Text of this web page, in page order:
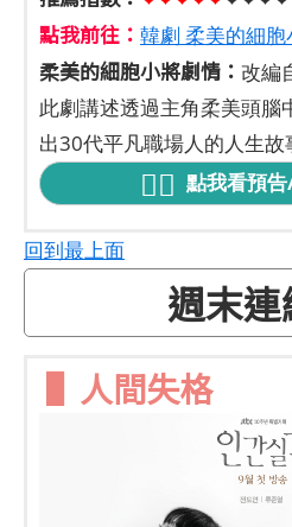
點我前往： 韓劇 柔美的細
柔美的細胞小將劇情： 改編
此劇講述透過主角柔美頭腦
出30代平凡職場人的人生故
點我看預
回到最上面
週末
▌人間失格